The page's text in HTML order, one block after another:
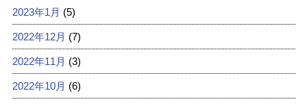
2023年1月 (5)
2022年12月 (7)
2022年11月 (3)
2022年10月 (6)